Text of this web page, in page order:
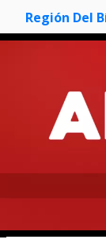
Región Del